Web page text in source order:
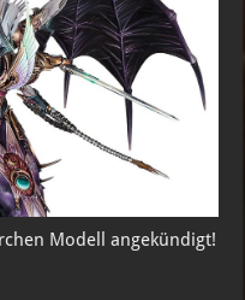
Modell angekündigt!